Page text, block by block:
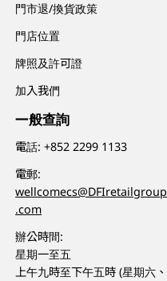
門市退/換貨政策
門店位置
牌照及許可證
加入我們
一般查詢
電話:+852 2299 1133
電郵:
wellcomecs@DFIretailgroup
.com
辦公時間:
星期一至五
上午九時至下午五時 (星期六、